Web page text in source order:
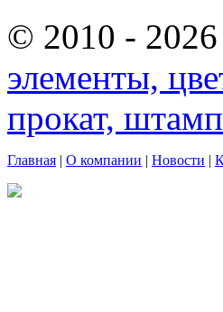
© 2010 -
элементы,
прокат,
Главная | О компании | Новости |